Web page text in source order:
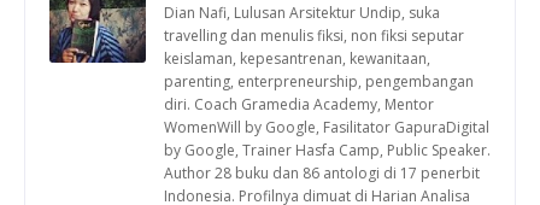
Dian Nafi, Lulusan Arsitektur Undip, suka
travelling dan menulis fiksi, non fiksi seputar
keislaman, kepesantrenan, kewanitaan,
parenting, enterpreneurship, pengembangan
diri. Coach Gramedia Academy, Mentor
WomenWill by Google, Fasilitator GapuraDigital
by Google, Trainer Hasfa Camp, Public Speaker.
Author 28 buku dan 86 antologi di 17 penerbit
Indonesia. Profilnya dimuat di Harian Analisa